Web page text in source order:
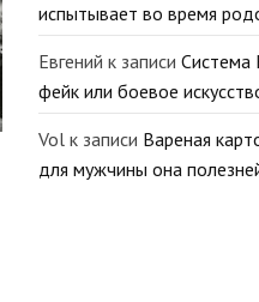
испытывает во время
Евгений к записи Система
фейк или боевое
Vol к записи Вареная
для мужчины она